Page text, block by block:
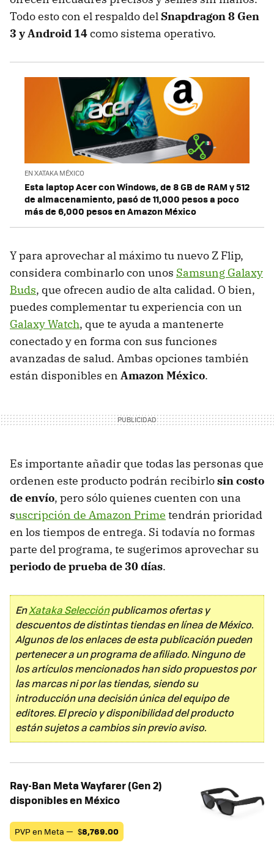
Todo esto con el respaldo del Snapdragon 8 Gen
3 y Android 14como sistema operativo.
EN XATAKA MÉXICO
Esta laptop Acer con Windows, de 8 GB de RAM y 512
de almacenamiento, pasó de 11,000 pesos a poco
más de 6,000 pesos en Amazon México
Y para aprovechar al máximo tu nuevo Z Flip,
considera combinarlo con unos Samsung Galaxy
Buds, que ofrecen audio de alta calidad. O bien,
puedes complementar tu experiencia con un
Galaxy Watch, que te ayuda a mantenerte
conectado y en forma con sus funciones
avanzadas de salud. Ambas opciones también
están disponibles en Amazon México.
Es importante añadir que todas las personas que
ordenen este producto podrán recibirlosin costo
de envío, pero sólo quienes cuenten con una
suscripción de Amazon Prime tendrán prioridad
en los tiempos de entrega. Si todavía no formas
parte del programa, te sugerimos aprovechar su
periodo de prueba de 30 días.
EnXataka Selecciónpublicamos ofertas y
descuentos de distintas tiendas en línea de México.
Algunos de los enlaces de esta publicación pueden
pertenecer a un programa de afiliado. Ninguno de
los artículos mencionados han sido propuestos por
las marcas ni por las tiendas, siendo su
introducción una decisión única del equipo de
editores. El precio y disponibilidad del producto
están sujetos a cambios sin previo aviso.
Ray-Ban Meta Wayfarer (Gen 2)
disponibles en México
PVP en Meta — $8,769.00